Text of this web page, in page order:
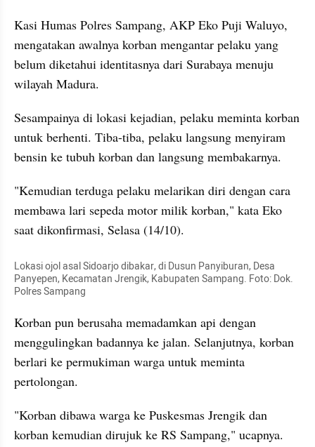
Kasi Humas Polres Sampang, AKP Eko Puji Waluyo,
mengatakan awalnya korban mengantar pelaku yang
belum diketahui identitasnya dari Surabaya menuju
wilayah Madura.
Sesampainya di lokasi kejadian, pelaku meminta korban
untuk berhenti. Tiba-tiba, pelaku langsung menyiram
bensin ke tubuh korban dan langsung membakarnya.
"Kemudian terduga pelaku melarikan diri dengan cara
membawa lari sepeda motor milik korban," kata Eko
saat dikonfirmasi, Selasa (14/10).
Lokasi ojol asal Sidoarjo dibakar, di Dusun Panyiburan, Desa
Panyepen, Kecamatan Jrengik, Kabupaten Sampang. Foto: Dok.
Polres Sampang
Korban pun berusaha memadamkan api dengan
menggulingkan badannya ke jalan. Selanjutnya, korban
berlari ke permukiman warga untuk meminta
pertolongan.
"Korban dibawa warga ke Puskesmas Jrengik dan
korban kemudian dirujuk ke RS Sampang," ucapnya.